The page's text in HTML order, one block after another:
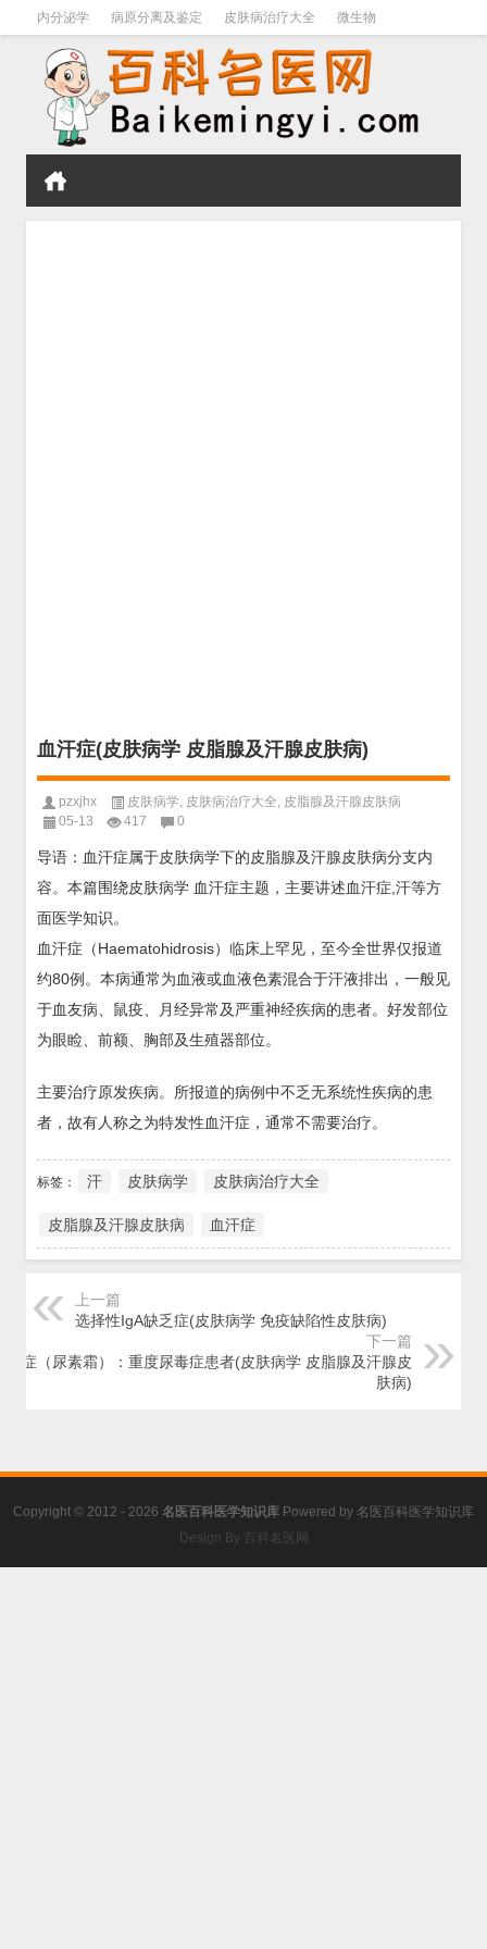
内分泌学 病原分离及鉴定 皮肤病治疗大全 微生物
皮肤病学 男科学 血液病学 心血管 口腔医学
血汗症(皮肤病学 皮脂腺及汗腺皮肤病)
pzxjhx 皮肤病学, 皮肤病治疗大全, 皮脂腺及汗腺皮肤病
05-13
417 0
导语：血汗症属于皮肤病学下的皮脂腺及汗腺皮肤病分支内
容。本篇围绕皮肤病学 血汗症主题，主要讲述血汗症,汗等方
面医学知识。
血汗症（Haematohidrosis）临床上罕见，至今全世界仅报道
约80例。本病通常为血液或血液色素混合于汗液排出，一般见
于血友病、鼠疫、月经异常及严重神经疾病的患者。好发部位
为眼睑、前额、胸部及生殖器部位。
主要治疗原发疾病。所报道的病例中不乏无系统性疾病的患
者，故有人称之为特发性血汗症，通常不需要治疗。
标签： 汗 皮肤病学 皮肤病治疗大全
皮脂腺及汗腺皮肤病 血汗症
上一篇
选择性IgA缺乏症(皮肤病学 免疫缺陷性皮肤病)
下一篇
汗症（尿素霜）：重度尿毒症患者(皮肤病学 皮脂腺及汗腺皮
肤病)
Copyright © 2012 - 2026 名医百科医学知识库 Powered by 名医百科医学知识库
Design By 百科名医网